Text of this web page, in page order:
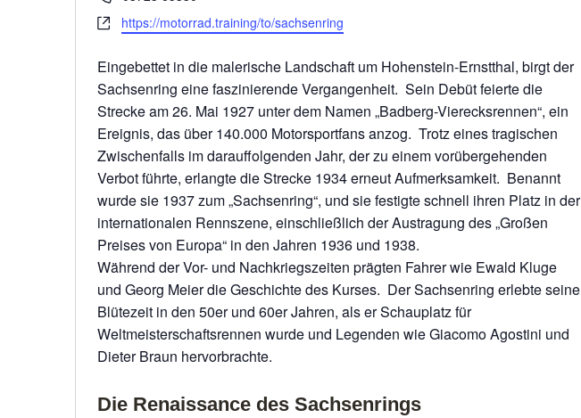
Webseitehttps://motorrad.training/to/sachsenring
Eingebettet in die malerische Landschaft um Hohenstein-Ernstthal, birgt der
Sachsenring eine faszinierende Vergangenheit. Sein Debüt feierte die
Strecke am 26. Mai 1927 unter dem Namen „Badberg-Vierecksrennen“, ein
Ereignis, das über 140.000 Motorsportfans anzog. Trotz eines tragischen
Zwischenfalls im darauffolgenden Jahr, der zu einem vorübergehenden
Verbot führte, erlangte die Strecke 1934 erneut Aufmerksamkeit. Benannt
wurde sie 1937 zum „Sachsenring“, und sie festigte schnell ihren Platz in der
internationalen Rennszene, einschließlich der Austragung des „Großen
Preises von Europa“ in den Jahren 1936 und 1938.
Während der Vor- und Nachkriegszeiten prägten Fahrer wie Ewald Kluge
und Georg Meier die Geschichte des Kurses. Der Sachsenring erlebte seine
Blütezeit in den 50er und 60er Jahren, als er Schauplatz für
Weltmeisterschaftsrennen wurde und Legenden wie Giacomo Agostini und
Dieter Braun hervorbrachte.
Die Renaissance des Sachsenrings